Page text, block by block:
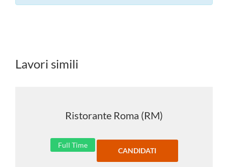
Lavori simili
Ristorante Roma (RM)
Full Time
CANDIDATI